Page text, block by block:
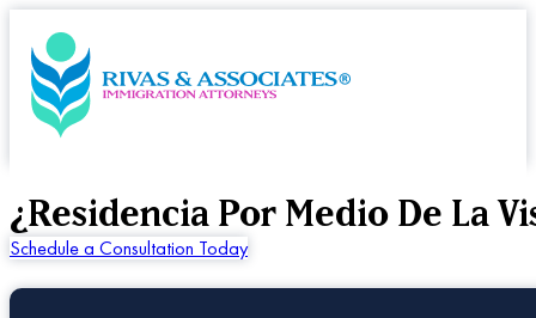
¿Residencia Por Medio De La
Schedule a Consultation Today